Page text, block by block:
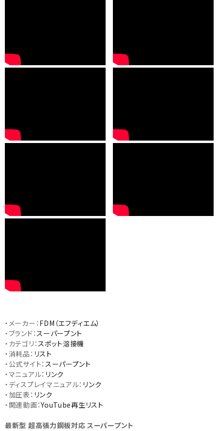
・メーカー： FDM（エフディエム）
・ブランド： スーパープント
・カテゴリ： スポット溶接機
・消耗品： リスト
・公式サイト： スーパープント
・マニュアル： リンク
・ディスプレイマニュアル： リンク
・加圧表： リンク
・関連動画：YouTube再生リスト
最新型 超高張力鋼板対応 スーパープント